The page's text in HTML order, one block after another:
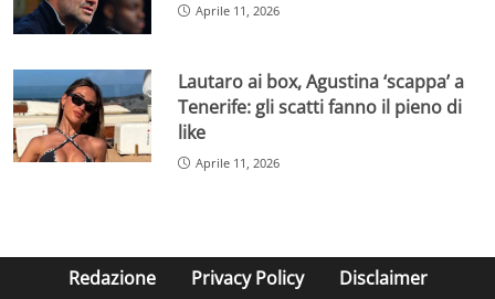
Aprile 11, 2026
Lautaro ai box, Agustina ‘scappa’ a
Tenerife: gli scatti fanno il pieno di
like
Aprile 11, 2026
Redazione Privacy Policy Disclaimer